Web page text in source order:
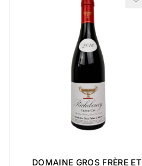
DOMAINE GROS FRÈRE ET